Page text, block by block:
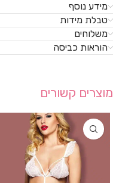
מידע נוסף
טבלת מידות
משלוחים
הוראות כביסה
מוצרים קשורים